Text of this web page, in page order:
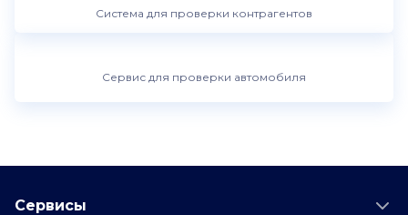
Система для проверки контрагентов
Сервис для проверки автомобиля
Сервисы